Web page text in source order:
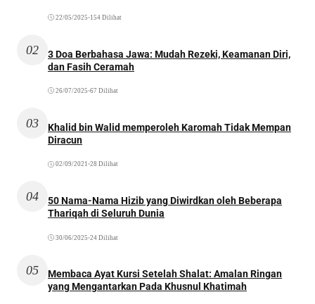
22/05/2025 •154 Dilihat
02
3 Doa Berbahasa Jawa: Mudah Rezeki, Keamanan Diri,
dan Fasih Ceramah
26/07/2025 •67 Dilihat
03
Khalid bin Walid memperoleh Karomah Tidak Mempan
Diracun
02/09/2021 •28 Dilihat
04
50 Nama-Nama Hizib yang Diwirdkan oleh Beberapa
Thariqah di Seluruh Dunia
30/06/2025 •24 Dilihat
05
Membaca Ayat Kursi Setelah Shalat: Amalan Ringan
yang Mengantarkan Pada Khusnul Khatimah